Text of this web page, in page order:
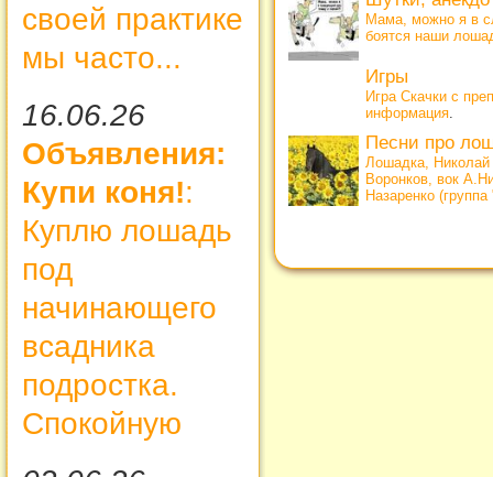
своей практике
мы часто...
16.06.26
Объявления:
Купи коня!:
Куплю лошадь
под
начинающего
всадника
подростка.
Спокойную
Мама, можно я в
боятся наши
Игры
Игра Скачки с
информация
Песни про
Лошадка, Николай
Воронков, вок
Назаренко